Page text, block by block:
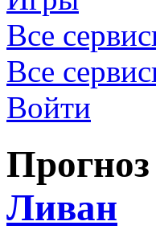
Все
Все
Войти
Прогноз
Ливан